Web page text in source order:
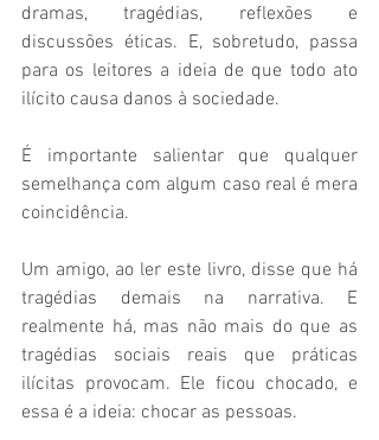
dramas, tragédias, reflexões e
discussões éticas. E, sobretudo, passa
para os leitores a ideia de que todo ato
ilícito causa danos à sociedade.
É importante salientar que qualquer
semelhança com algum caso real é mera
coincidência.
Um amigo, ao ler este livro, disse que há
tragédias demais na narrativa. E
realmente há, mas não mais do que as
tragédias sociais reais que práticas
ilícitas provocam. Ele ficou chocado, e
essa é a ideia: chocar as pessoas.